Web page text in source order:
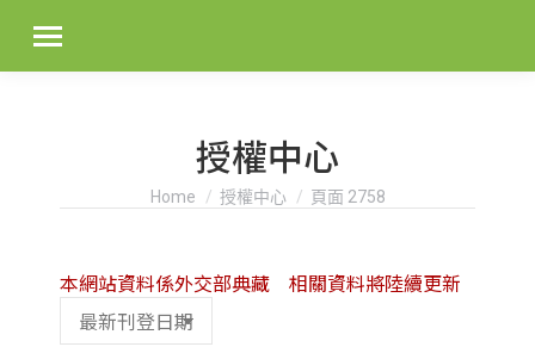
授權中心
You are here:
Home 授權中心 頁面 2758
本網站資料係外交部典藏 相關資料將陸續更新